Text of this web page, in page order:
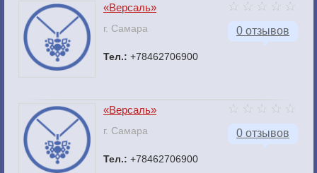
0 отзывов
«Версаль»
г. Самара
Тел.: +78462706900
0 отзывов
«Версаль»
г. Самара
Тел.: +78462706900